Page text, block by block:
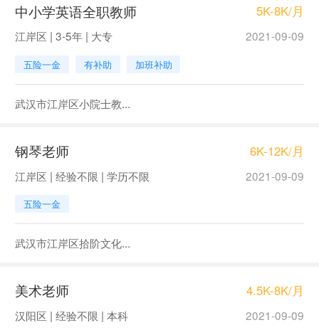
中小学英语全职教师 5K-8K/月
江岸区 | 3-5年 | 大专 2021-09-09
五险一金 有补助 加班补助
武汉市江岸区小院士教...
钢琴老师 6K-12K/月
江岸区 | 经验不限 | 学历不限 2021-09-09
五险一金
武汉市江岸区拾阶文化...
美术老师 4.5K-8K/月
汉阳区 | 经验不限 | 本科 2021-09-09